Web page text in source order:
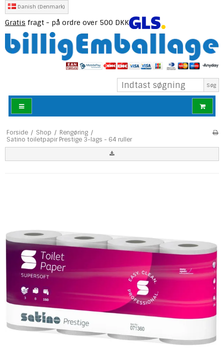
Danish (Denmark)
Gratis fragt - på ordre over 500 DKK
Søg
Forside / Shop / Rengøring /
Satino toiletpapir Prestige 3-lags - 64 ruller